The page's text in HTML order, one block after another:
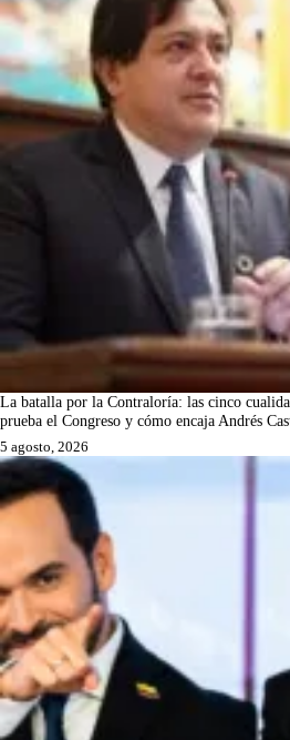
La batalla por la Contraloría: las cinco
prueba el Congreso y cómo encaja Andrés
5 agosto, 2026